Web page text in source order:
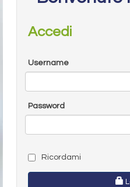
Accedi
Username
Password
Ricordami